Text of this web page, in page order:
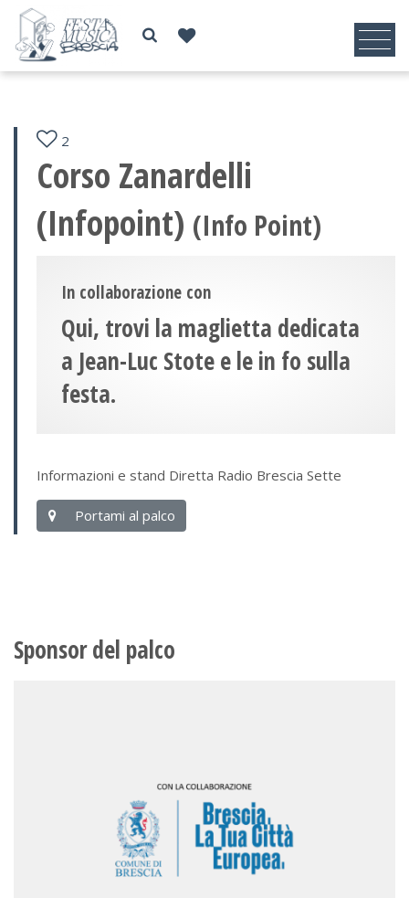
2
Corso Zanardelli
(Infopoint) (Info Point)
In collaborazione con
Qui, trovi la maglietta dedicata
a Jean-Luc Stote e le in fo sulla
festa.
Informazioni e stand Diretta Radio Brescia Sette
Portami al palco
Sponsor del palco